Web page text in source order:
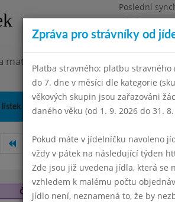
Poslední
Pátek
Omezení
mateřská škola Chodov, Praha 4,
lístek Historie Kontakty a informace
Listopad 2014 Prosinec
Čtvrtek 1. 1. 2015
Zpráva pro strávníky od
Platba stravného: platbu stravného
do 7. dne v měsíci dle kategorie
věkových skupin jsou zařazováni
daného věku (od 1. 9. 2026 do 31.
Pokud máte v jídelníčku navoleno
vždy v pátek na následující týden
Zde jsou již uvedena jídla, která se
vzhledem k malému počtu
jídlo není, neznamená to, že by